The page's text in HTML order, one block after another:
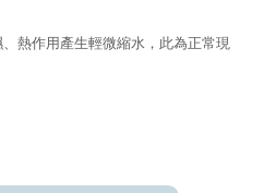
熱作用產生輕微縮水，此為正常現